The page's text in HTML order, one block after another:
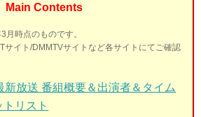
Main Contents
時点のものです。
サイト/DMMTVサイトなど各サイトにてご確認
新放送 番組概要＆出演者＆タイム
リスト